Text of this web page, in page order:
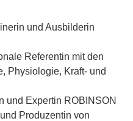
und Ausbilderin
Referentin mit den
Physiologie, Kraft- und
und Expertin ROBINSON
Produzentin von